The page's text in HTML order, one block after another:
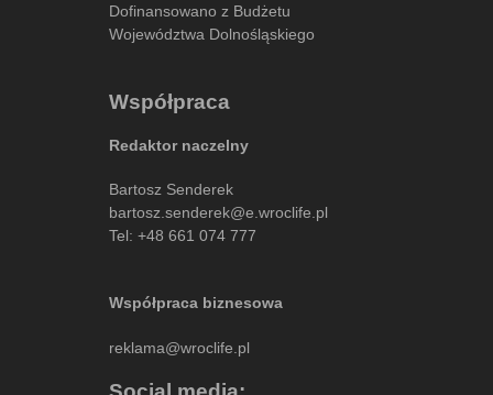
Dofinansowano z Budżetu
Województwa Dolnośląskiego
Współpraca
Redaktor naczelny
Bartosz Senderek
bartosz.senderek@e.wroclife.pl
Tel: +48 661 074 777
Współpraca biznesowa
reklama@wroclife.pl